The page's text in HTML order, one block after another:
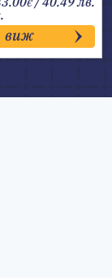
€
range:
20.70€
through
43.00€
виж